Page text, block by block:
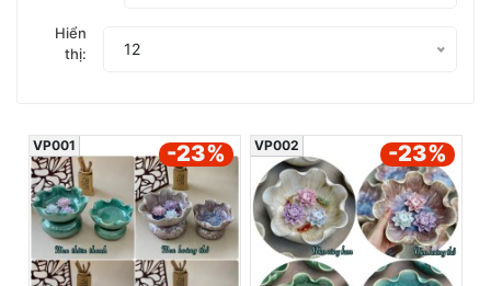
Hiển
thị:
12
VP001 -23% VP002 -23%